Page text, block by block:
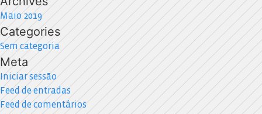
Maio 2019
Categories
Sem categoria
Meta
Iniciar sessão
Feed de entradas
Feed de comentários